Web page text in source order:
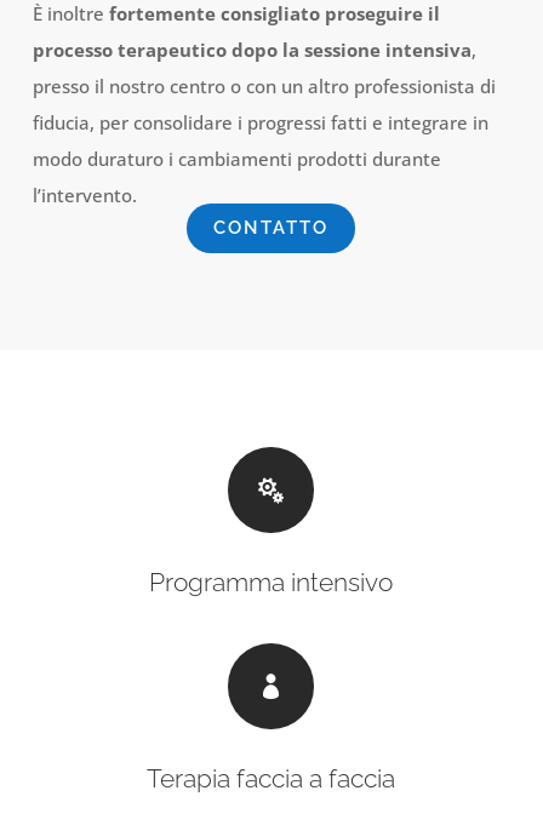
È inoltre fortemente consigliato proseguire il
processo terapeutico dopo la sessione intensiva,
presso il nostro centro o con un altro professionista di
fiducia, per consolidare i progressi fatti e integrare in
modo duraturo i cambiamenti prodotti durante
l’intervento.
CONTATTO

Programma intensivo

Terapia faccia a faccia